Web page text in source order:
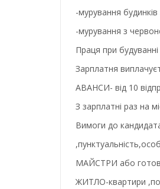
-мурування
-мурування з
Праця при будуванні
Зарплатня
АВАНСИ- від 10
З зарплатні раз на
Вимоги до
МАЙСТРИ або
ЖИТЛО-квартири ,по